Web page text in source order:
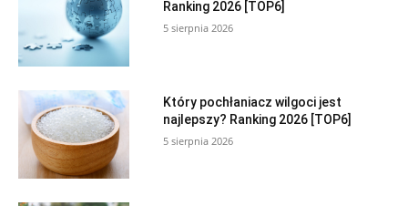
Ranking 2026 [TOP6]
5 sierpnia 2026
Który pochłaniacz wilgoci jest
najlepszy? Ranking 2026 [TOP6]
5 sierpnia 2026